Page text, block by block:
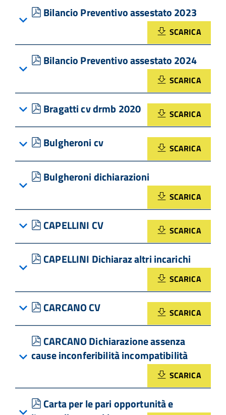
pdf
Bilancio Preventivo assestato 2023
SCARICA
pdf
Bilancio Preventivo assestato 2024
SCARICA
pdf
Bragatti cv drmb 2020 SCARICA
pdf
Bulgheroni cv SCARICA
pdf
Bulgheroni dichiarazioni
SCARICA
pdf
CAPELLINI CV SCARICA
pdf
CAPELLINI Dichiaraz altri incarichi
SCARICA
pdf
CARCANO CV SCARICA
pdf
CARCANO Dichiarazione assenza
cause inconferibilità incompatibilità
SCARICA
pdf
Carta per le pari opportunità e